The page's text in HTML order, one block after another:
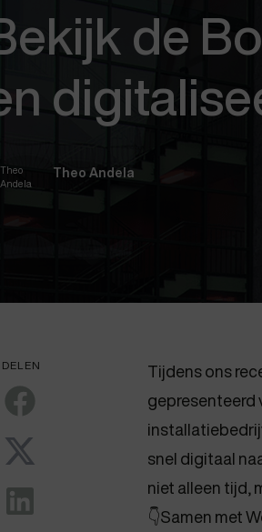
de
Theo Andela
DELEN Tijdens ons
gepresenteerd
snel digitaal
niet alleen tijd,
👇Samen met